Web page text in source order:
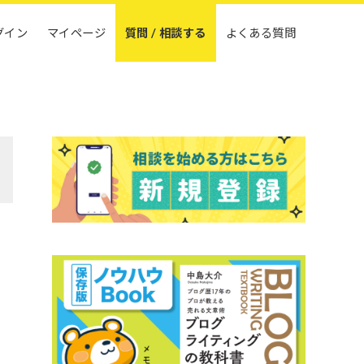
イン マイページ 質問 / 相談する よくある質問